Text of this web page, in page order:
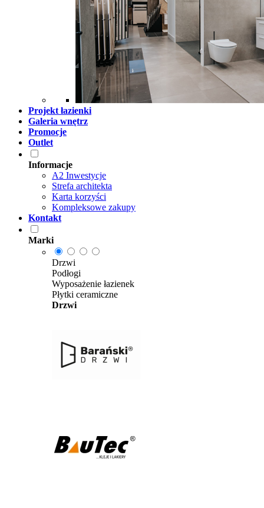
Projekt łazienki
Galeria wnętrz
Promocje
Outlet
Informacje
A2 Inwestycje
Strefa architekta
Karta korzyści
Kompleksowe zakupy
Kontakt
Marki
Drzwi
Podłogi
Wyposażenie łazienek
Płytki ceramiczne
Drzwi